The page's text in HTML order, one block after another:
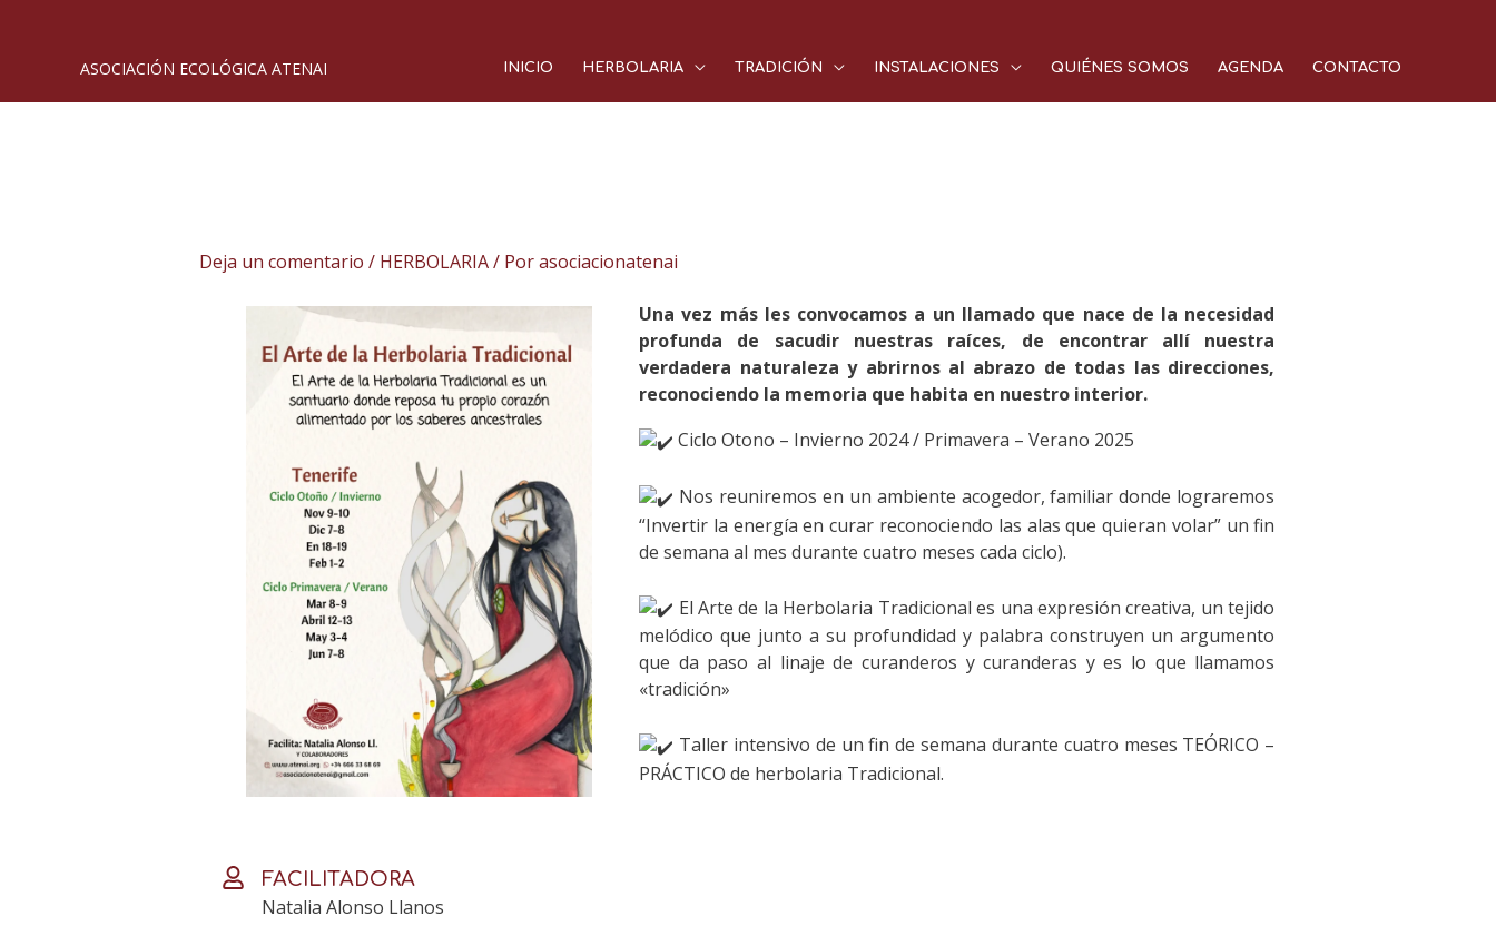
contenidoASOCIACIÓN ECOLÓGICA ATENAI INICIO HERBOLARIA TRADICIÓN INSTALACIONES QUIÉNES SOMOS AGENDA CONTACTO
Deja un comentario / HERBOLARIA/ Porasociacionatenai
Una vez más les convocamos a un llamado que nace de la necesidad
profunda de sacudir nuestras raíces, de encontrar allí nuestra
verdadera naturaleza y abrirnos al abrazo de todas las direcciones,
reconociendo la memoria que habita en nuestro interior.
Ciclo Otono – Invierno 2024 / Primavera – Verano 2025
Nos reuniremos en un ambiente acogedor, familiar donde lograremos
“Invertir la energía en curar reconociendo las alas que quieran volar” un fin
de semana al mes durante cuatro meses cada ciclo).
El Arte de la Herbolaria Tradicional es una expresión creativa, un tejido
melódico que junto a su profundidad y palabra construyen un argumento
que da paso al linaje de curanderos y curanderas y es lo que llamamos
«tradición»
Taller intensivo de un fin de semana durante cuatro meses TEÓRICO –
PRÁCTICO de herbolaria Tradicional.
FACILITADORA
Natalia Alonso Llanos